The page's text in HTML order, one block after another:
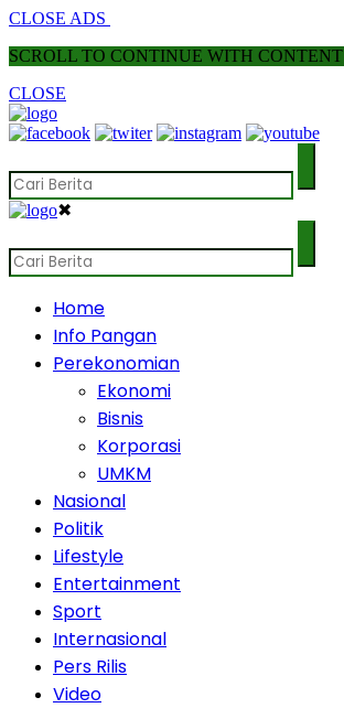
CLOSE ADS
SCROLL TO CONTINUE WITH CONTENT
CLOSE
✖
Home
Info Pangan
Perekonomian
Ekonomi
Bisnis
Korporasi
UMKM
Nasional
Politik
Lifestyle
Entertainment
Sport
Internasional
Pers Rilis
Video